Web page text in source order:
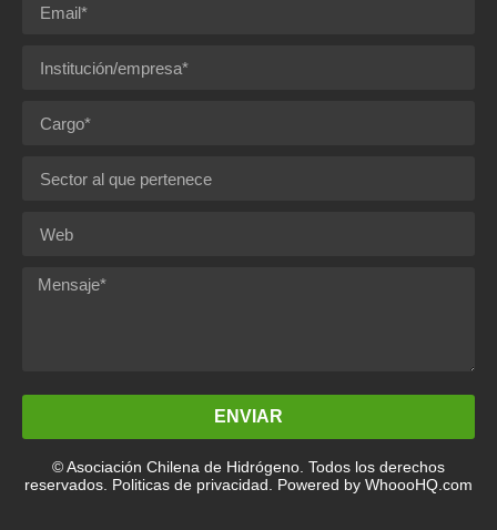
ENVIAR
© Asociación Chilena de Hidrógeno. Todos los derechos
reservados. Politicas de privacidad. Powered by WhoooHQ.com